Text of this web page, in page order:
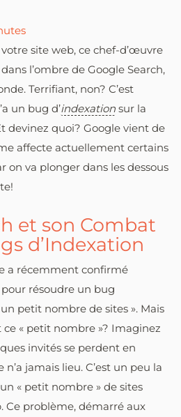
site web, ce chef-d’œuvre
l’ombre de Google Search,
Terrifiant, non? C’est
un bug d’indexation sur la
devinez quoi? Google vient de
affecte actuellement certains
on va plonger dans les dessous
et son Combat
d’Indexation
a récemment confirmé
résoudre un bug
petit nombre de sites ». Mais
« petit nombre »? Imaginez
invités se perdent en
jamais lieu. C’est un peu la
« petit nombre » de sites
Ce problème, démarré aux